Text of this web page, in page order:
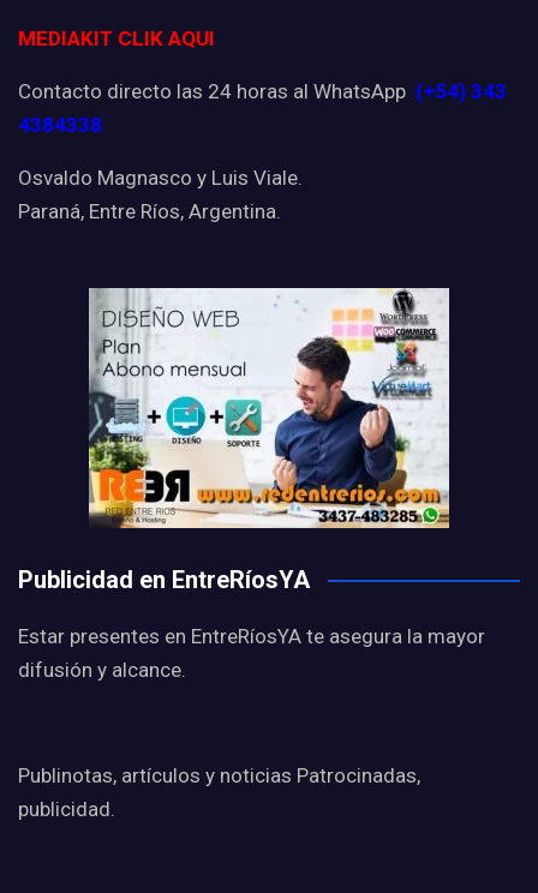
MEDIAKIT CLIK AQUI
Contacto directo las 24 horas al WhatsApp (+54) 343
4384338
Osvaldo Magnasco y Luis Viale.
Paraná, Entre Ríos, Argentina.
Publicidad en EntreRíosYA
Estar presentes en EntreRíosYA te asegura la mayor
difusión y alcance.
Publinotas, artículos y noticias Patrocinadas,
publicidad.